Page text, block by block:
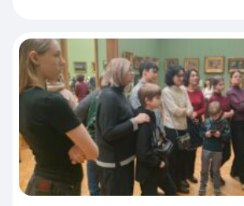
оказался удачным! Поздравляем
объединений «Спортивный
турист» и руководителей Сергея
Владимировича…